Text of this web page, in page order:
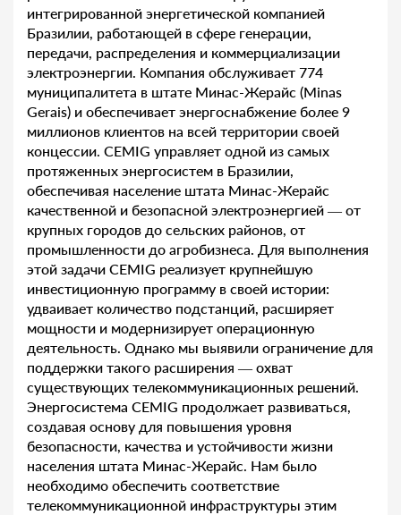
интегрированной энергетической компанией
Бразилии, работающей в сфере генерации,
передачи, распределения и коммерциализации
электроэнергии. Компания обслуживает 774
муниципалитета в штате Минас-Жерайс (Minas
Gerais) и обеспечивает энергоснабжение более 9
миллионов клиентов на всей территории своей
концессии. CEMIG управляет одной из самых
протяженных энергосистем в Бразилии,
обеспечивая население штата Минас-Жерайс
качественной и безопасной электроэнергией — от
крупных городов до сельских районов, от
промышленности до агробизнеса. Для выполнения
этой задачи CEMIG реализует крупнейшую
инвестиционную программу в своей истории:
удваивает количество подстанций, расширяет
мощности и модернизирует операционную
деятельность. Однако мы выявили ограничение для
поддержки такого расширения — охват
существующих телекоммуникационных решений.
Энергосистема CEMIG продолжает развиваться,
создавая основу для повышения уровня
безопасности, качества и устойчивости жизни
населения штата Минас-Жерайс. Нам было
необходимо обеспечить соответствие
телекоммуникационной инфраструктуры этим